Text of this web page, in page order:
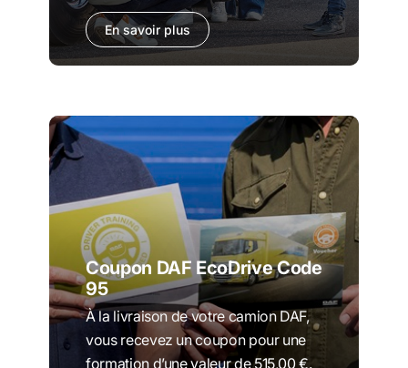
En savoir plus
Coupon DAF EcoDrive Code
95
À la livraison de votre camion DAF,
vous recevez un coupon pour une
formation d’une valeur de 515,00 €.